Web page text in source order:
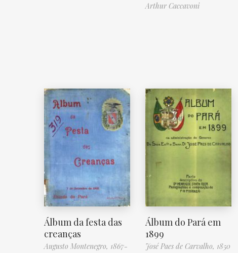
Arthur Caccavoni
Álbum da festa das
creanças
Augusto Montenegro, 1867-
Álbum do Pará em
1899
José Paes de Carvalho, 1850